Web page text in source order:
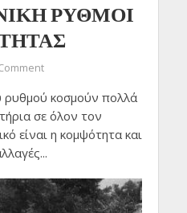
ΡΥΘΜΟΙ
ρυθμού κοσμούν πολλά
σε όλον τον
είναι η κομψότητα και